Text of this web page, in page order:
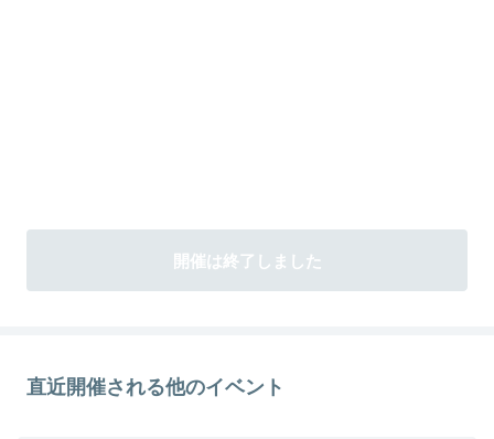
開催は終了しました
直近開催される他のイベント